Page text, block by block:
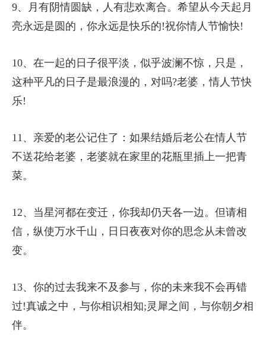
9、月有阴情圆缺，人有悲欢离合。希望从今天起月
亮永远是圆的，你永远是快乐的!祝你情人节愉快!
10、在一起的日子很平淡，似乎波澜不惊，只是，
这种平凡的日子是最浪漫的，对吗?老婆，情人节快
乐!
11、亲爱的老公记住了：如果结婚后老公在情人节
不送花给老婆，老婆就在家里的花瓶里插上一把青
菜。
12、当星河都在变迁，你我却仍天各一边。但请相
信，纵使万水千山，日日夜夜对你的思念从未曾改
变。
13、你的过去我来不及参与，你的未来我不会再错
过!真诚之中，与你相识相知;灵犀之间，与你朝夕相
伴。